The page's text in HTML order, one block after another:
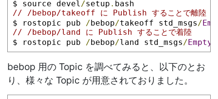
$ source devel /setup . bash
// /bebop/takeoff に Publish することで離陸
$ rostopic pub
/bebop/takeoff std_msgs /
// /bebop/land に Publish することで着陸
$ rostopic pub
/bebop/land std_msgs /Empty
bebop 用の Topic を調べてみると、以下のとお
り、様々な Topic が用意されておりました。